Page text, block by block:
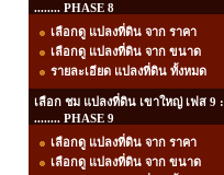
........ PHASE 8
เลือกดู แปลงที่ดิน จาก ราคา
เลือกดู แปลงที่ดิน จาก ขนาด
รายละเอียด แปลงที่ดิน ทั้งหมด
เลือก ชม แปลงที่ดิน เขาใหญ่ เฟส 9 :
........ PHASE 9
เลือกดู แปลงที่ดิน จาก ราคา
เลือกดู แปลงที่ดิน จาก ขนาด